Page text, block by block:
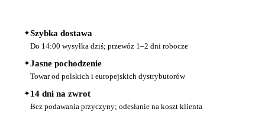
✦Szybka dostawa
Do 14:00 wysyłka dziś; przewóz 1–2 dni robocze
✦Jasne pochodzenie
Towar od polskich i europejskich dystrybutorów
✦14 dni na zwrot
Bez podawania przyczyny; odesłanie na koszt klienta